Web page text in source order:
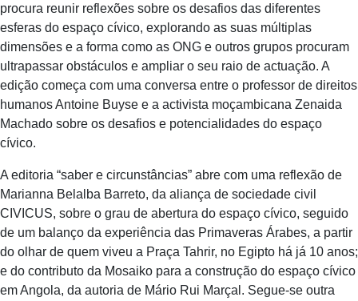
procura reunir reflexões sobre os desafios das diferentes
esferas do espaço cívico, explorando as suas múltiplas
dimensões e a forma como as ONG e outros grupos procuram
ultrapassar obstáculos e ampliar o seu raio de actuação. A
edição começa com uma conversa entre o professor de direitos
humanos Antoine Buyse e a activista moçambicana Zenaida
Machado sobre os desafios e potencialidades do espaço
cívico.
A editoria “saber e circunstâncias” abre com uma reflexão de
Marianna Belalba Barreto, da aliança de sociedade civil
CIVICUS, sobre o grau de abertura do espaço cívico, seguido
de um balanço da experiência das Primaveras Árabes, a partir
do olhar de quem viveu a Praça Tahrir, no Egipto há já 10 anos;
e do contributo da Mosaiko para a construção do espaço cívico
em Angola, da autoria de Mário Rui Marçal. Segue-se outra